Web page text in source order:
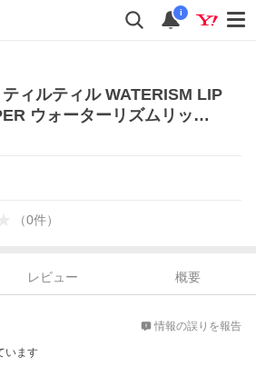
i
ィルティル WATERISM LIP
ウォーターリズムリップ
（0件）
レビュー
概要
情報の誤りを報告
います